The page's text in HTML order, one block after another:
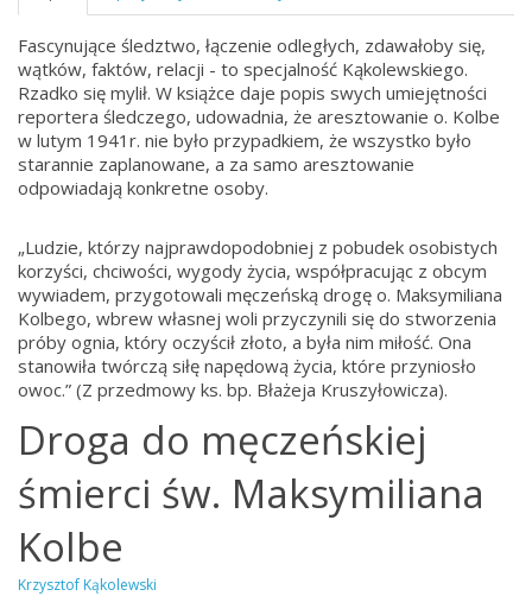
Fascynujące śledztwo, łączenie odległych, zdawałoby się,
wątków, faktów, relacji - to specjalność Kąkolewskiego.
Rzadko się mylił. W książce daje popis swych umiejętności
reportera śledczego, udowadnia, że aresztowanie o. Kolbe
w lutym 1941r. nie było przypadkiem, że wszystko było
starannie zaplanowane, a za samo aresztowanie
odpowiadają konkretne osoby.
„Ludzie, którzy najprawdopodobniej z pobudek osobistych
korzyści, chciwości, wygody życia, współpracując z obcym
wywiadem, przygotowali męczeńską drogę o. Maksymiliana
Kolbego, wbrew własnej woli przyczynili się do stworzenia
próby ognia, który oczyścił złoto, a była nim miłość. Ona
stanowiła twórczą siłę napędową życia, które przyniosło
owoc.” (Z przedmowy ks. bp. Błażeja Kruszyłowicza).
Droga do męczeńskiej
śmierci św. Maksymiliana
Kolbe
Krzysztof Kąkolewski